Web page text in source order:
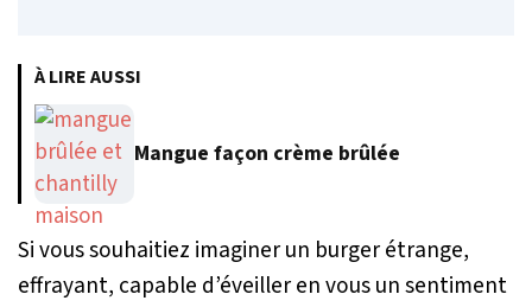
À LIRE AUSSI
Mangue façon crème brûlée
Si vous souhaitiez imaginer un burger étrange,
effrayant, capable d’éveiller en vous un sentiment